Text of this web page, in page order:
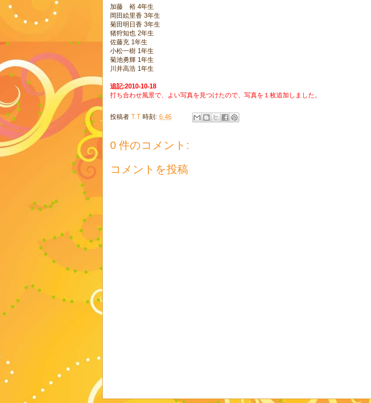
加藤 裕 4年生
岡田絵里香 3年生
菊田明日香 3年生
猪狩知也 2年生
佐藤充 1年生
小松一樹 1年生
菊池勇輝 1年生
川井高浩 1年生
追記:2010-10-18
打ち合わせ風景で、よい写真を見つけたので、写真を１枚追加しました。
投稿者 T.T 時刻: 6:46
0 件のコメント:
コメントを投稿